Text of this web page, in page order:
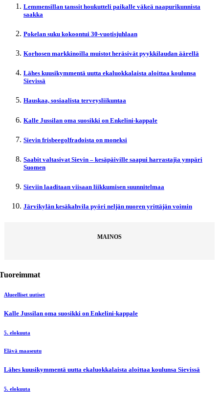
Lemmensillan tanssit houkutteli paikalle väkeä naapurikunnista
saakka
Pokelan suku kokoontui 30-vuotisjuhlaan
Korhosen markkinoilla muistot heräsivät pyykkilaudan äärellä
Lähes kuusikymmentä uutta ekaluokkalaista aloittaa koulunsa
Sievissä
Hauskaa, sosiaalista terveysliikuntaa
Kalle Jussilan oma suosikki on Enkelini-kappale
Sievin frisbeegolfradoista on moneksi
Saabit valtasivat Sievin – kesäpäiville saapui harrastajia ympäri
Suomen
Sieviin laaditaan viisaan liikkumisen suunnitelmaa
Järvikylän kesäkahvila pyöri neljän nuoren yrittäjän voimin
MAINOS
Alueelliset uutiset
Kalle Jussilan oma suosikki on Enkelini-kappale
5. elokuuta
Elävä maaseutu
Lähes kuusikymmentä uutta ekaluokkalaista aloittaa koulunsa Sievissä
5. elokuuta